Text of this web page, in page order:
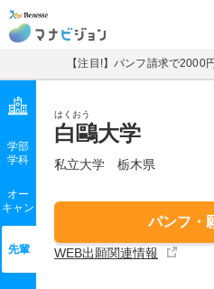
マナビジョン
【注目!】パンフ請求で2000
はくおう
白鷗大学
私立大学 栃木県
パンフ・
WEB出願関連情報
学部
学科
オー
キャン
先輩